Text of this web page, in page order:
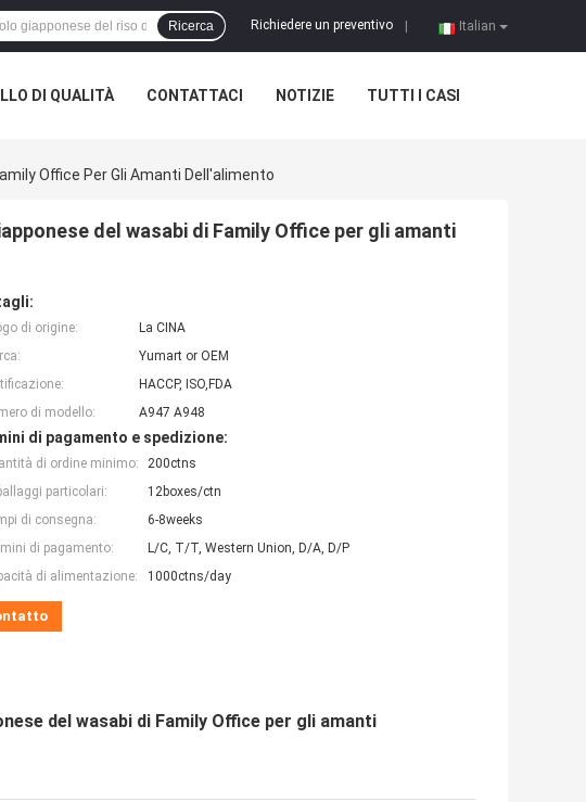
Italian
Richiedere un preventivo
Ricerca
DI QUALITÀ CONTATTACI NOTIZIE TUTTI I CASI
Office Per Gli Amanti Dell'alimento
del wasabi di Family Office per gli amanti
di origine:
La CINA
Yumart or OEM
HACCP, ISO,FDA
di modello:
A947 A948
di pagamento e spedizione:
di ordine minimo:
200ctns
particolari:
12boxes/ctn
di consegna:
6-8weeks
di pagamento:
L/C, T/T, Western Union, D/A, D/P
di alimentazione:
1000ctns/day
del wasabi di Family Office per gli amanti